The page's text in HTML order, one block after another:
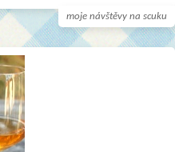
moje návštěvy na scuku